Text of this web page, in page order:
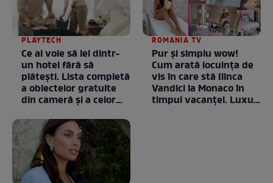
PLAYTECH
Ce ai voie să iei dintr-
un hotel fără să
plătești. Lista completă
a obiectelor gratuite
din cameră și a celor
proprietatea unității
ROMANIA TV
Pur și simplu wow!
Cum arată locuința de
vis în care stă Ilinca
Vandici la Monaco în
timpul vacanței. Luxul